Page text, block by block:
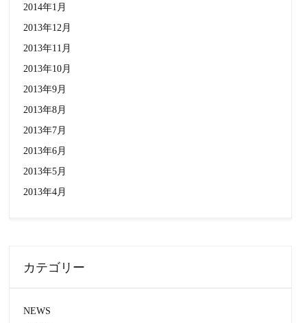
2014年1月
2013年12月
2013年11月
2013年10月
2013年9月
2013年8月
2013年7月
2013年6月
2013年5月
2013年4月
カテゴリー
NEWS